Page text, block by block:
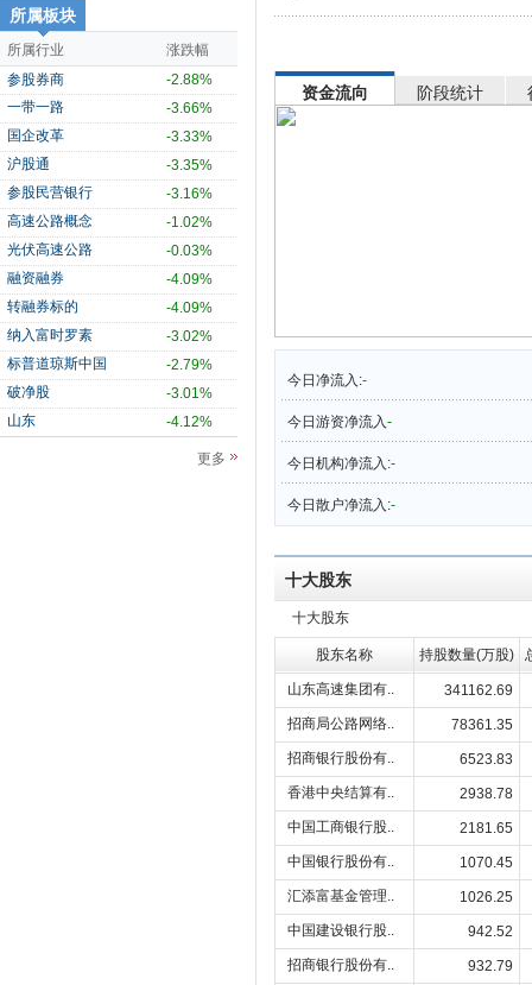
所属板块
所属行业
涨跌幅
参股券商
-2.88%
一带一路
-3.66%
国企改革
-3.33%
沪股通
-3.35%
参股民营银行
-3.16%
高速公路概念
-1.02%
光伏高速公路
-0.03%
融资融券
-4.09%
转融券标的
-4.09%
纳入富时罗素
-3.02%
标普道琼斯中国
-2.79%
破净股
-3.01%
山东
-4.12%
更多
资金流向 阶段统计
今日净流入:-
今日游资净流入-
今日机构净流入:-
今日散户净流入:-
十大股东
十大股东
股东名称 持股数量(万股)
山东高速集团有..
341162.69
招商局公路网络..
78361.35
招商银行股份有..
6523.83
香港中央结算有..
2938.78
中国工商银行股..
2181.65
中国银行股份有..
1070.45
汇添富基金管理..
1026.25
中国建设银行股..
942.52
招商银行股份有..
932.79